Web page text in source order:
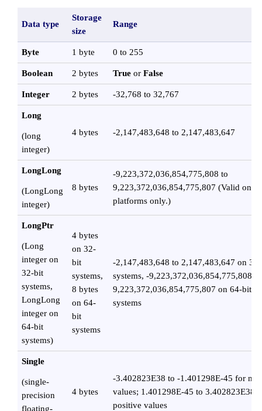
Data type
Storage
size
Range
Byte 1 byte 0 to 255
Boolean 2 bytes True orFalse
Integer 2 bytes -32,768 to 32,767
Long
4 bytes
-2,147,483,648 to 2,147,483,647
(long
integer)
LongLong
8 bytes
-9,223,372,036,854,775,808 to
9,223,372,036,854,775,807 (Valid on
platforms only.)
(LongLong
integer)
LongPtr
4 bytes
on 32-
bit
systems,
8 bytes
on 64-
bit
systems
-2,147,483,648 to 2,147,483,647 on
systems, -9,223,372,036,854,775,808 to
9,223,372,036,854,775,807 on 64-bit
systems
(Long
integer on
32-bit
systems,
LongLong
integer on
64-bit
systems)
Single
4 bytes
-3.402823E38 to -1.401298E-45 for
values; 1.401298E-45 to 3.402823E38
positive values
(single-
precision
floating-